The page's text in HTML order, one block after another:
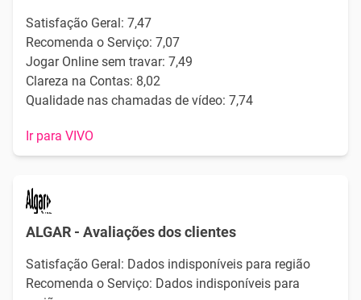
Satisfação Geral: 7,47
Recomenda o Serviço: 7,07
Jogar Online sem travar: 7,49
Clareza na Contas: 8,02
Qualidade nas chamadas de vídeo: 7,74
Ir para VIVO
ALGAR - Avaliações dos clientes
Satisfação Geral: Dados indisponíveis para região
Recomenda o Serviço: Dados indisponíveis para